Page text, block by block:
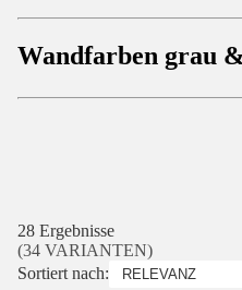
Wandfarben grau
28 Ergebnisse
(34 VARIANTEN)
Sortiert nach: